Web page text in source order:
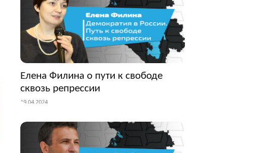
Елена Филина о пути к свободе
сквозь репрессии
19.04.2024